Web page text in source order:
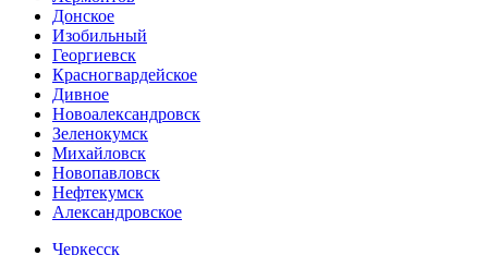
Донское
Изобильный
Георгиевск
Красногвардейское
Дивное
Новоалександровск
Зеленокумск
Михайловск
Новопавловск
Нефтекумск
Александровское
Черкесск